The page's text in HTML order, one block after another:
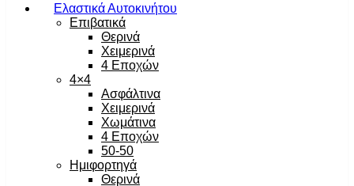
Ελαστικά Αυτοκινήτου
Επιβατικά
Θερινά
Χειμερινά
4 Εποχών
4×4
Ασφάλτινα
Χειμερινά
Χωμάτινα
4 Εποχών
50-50
Ημιφορτηγά
Θερινά